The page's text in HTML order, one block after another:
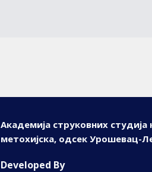
Академија струковних студија
метохијска, одсек Урошевац-
Developed By